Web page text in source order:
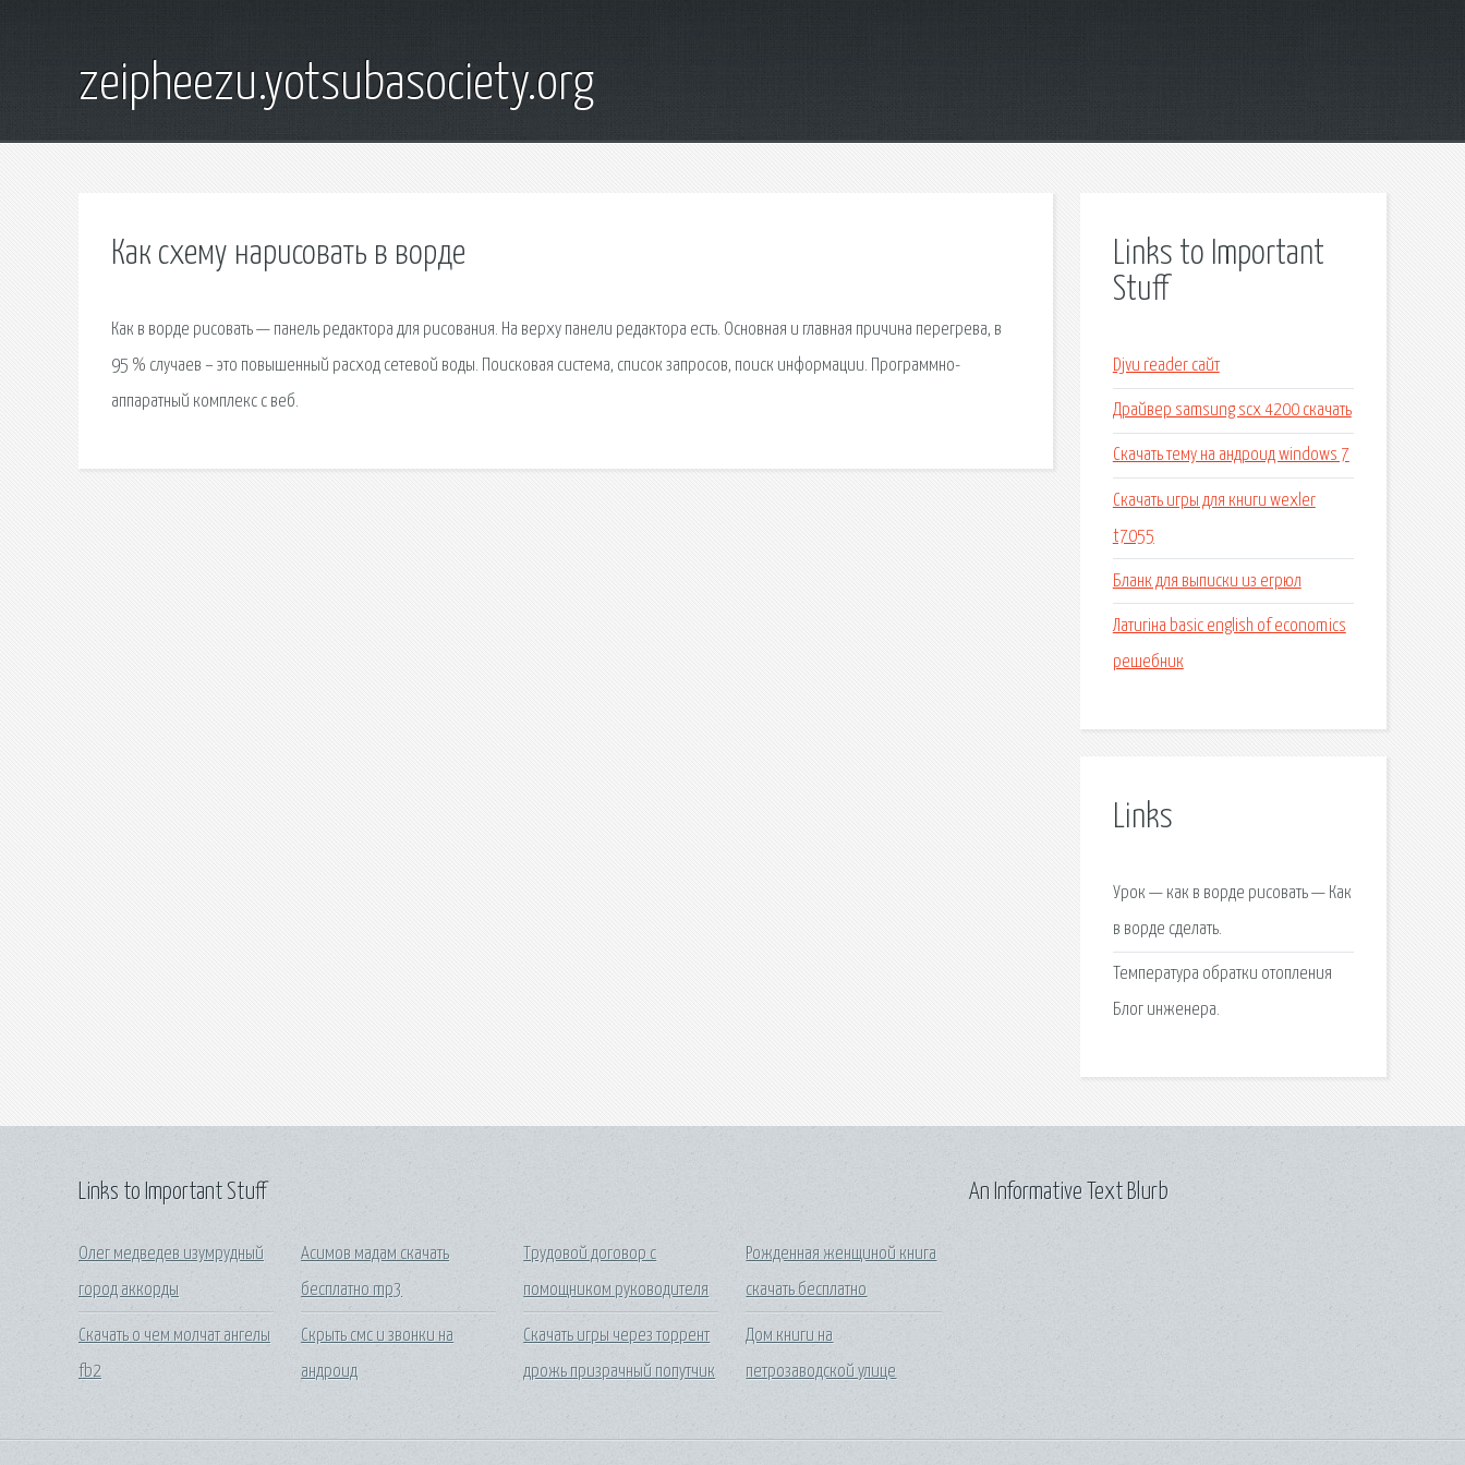
zeipheezu.yotsubasociety.org
Как схему нарисовать в ворде
Как в ворде рисовать — панель редактора для рисования. На верху панели редактора есть. Основная и главная причина перегрева, в
95 % случаев – это повышенный расход сетевой воды. Поисковая сиcтема, список запросов, поиск информации. Программно-
аппаратный комплекс с веб.
Links to Important
Stuff
Djvu reader сайт
Драйвер samsung scx 4200 скачать
Скачать тему на андроид windows 7
Скачать игры для книги wexler
t7055
Бланк для выписки из егрюл
Латигіна basic english of economics
решебник
Links
Урок — как в ворде рисовать — Как
в ворде сделать.
Температура обратки отопления
Блог инженера.
Links to Important Stuff
Олег медведев изумрудный
город аккорды
Скачать о чем молчат ангелы
fb2
Асимов мадам скачать
бесплатно mp3
Скрыть смс и звонки на
андроид
Трудовой договор с
помощником руководителя
Скачать игры через торрент
дрожь призрачный попутчик
Рожденная женщиной книга
скачать бесплатно
Дом книги на
петрозаводской улице
An Informative Text Blurb